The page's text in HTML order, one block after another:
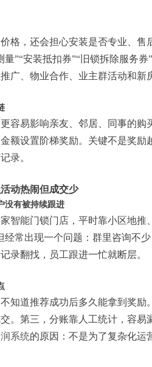
格，还会担心安装是否专业、
量”“安装抵扣券”“旧锁拆除服务
广、物业合作、业主群活动和新
容易影响亲友、邻居、同事的
额设置阶梯奖励。关键不是奖
录。
动热闹但成交少
没有被持续跟进
智能门锁门店，平时靠小区地
经常出现一个问题：群里咨询不
录翻找，员工跟进一忙就断层。
知道推荐成功后多久能拿到奖励
。第三，分账靠人工统计，容
系统的原因：不是为了复杂化运